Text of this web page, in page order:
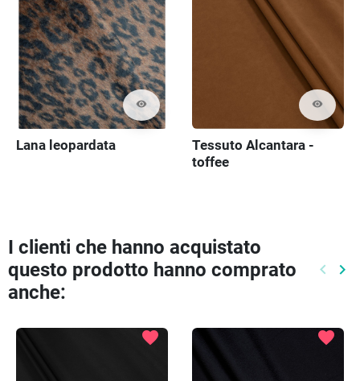
visibility
Lana leopardata
visibility
Tessuto Alcantara -
toffee
I clienti che hanno acquistato
questo prodotto hanno comprato
anche:
keyboard_arrow_left keyboard_arrow_right
favorite favorite